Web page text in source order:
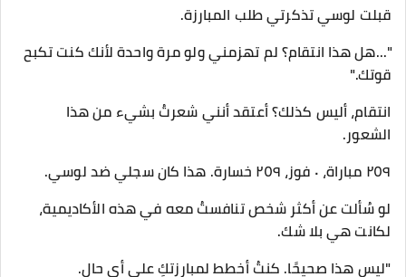
قبلت لوسي تذكرتي طلب المبارزة.
"...هل هذا انتقام؟ لم تهزمني ولو مرة واحدة لأنك كنت تكبح
قوتك."
انتقام، أليس كذلك؟ أعتقد أنني شعرتُ بشيء من هذا
الشعور.
٢٥٩ مباراة، ٠ فوز، ٢٥٩ خسارة. هذا كان سجلي ضد لوسي.
لو سُألت عن أكثر شخص تنافستُ معه في هذه الأكاديمية،
لكانت هي بلا شك.
"ليس هذا صحيحًا. كنتُ أخطط لمبارزتكِ على أي حال.